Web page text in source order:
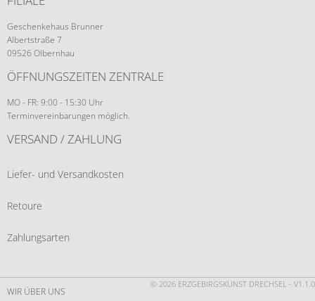
Geschenkehaus Brunner
Albertstraße 7
09526 Olbernhau
ÖFFNUNGSZEITEN ZENTRALE
MO - FR: 9:00 - 15:30 Uhr
Terminvereinbarungen möglich.
VERSAND / ZAHLUNG
Liefer- und Versandkosten
Retoure
Zahlungsarten
© 2026 ERZGEBIRGSKUNST DRECHSEL - V1.1.0
WIR ÜBER UNS